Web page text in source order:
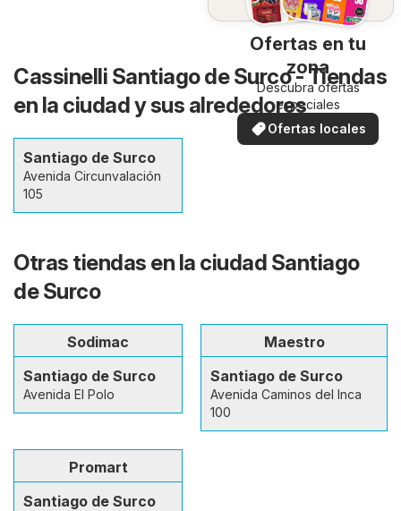
Ofertas en tu
zona
Descubra ofertas
especiales
Ofertas locales
Cassinelli Santiago de Surco - Tiendas
en la ciudad y sus alrededores
Santiago de Surco
Avenida Circunvalación
105
Otras tiendas en la ciudad Santiago
de Surco
Sodimac
Santiago de Surco
Avenida El Polo
Maestro
Santiago de Surco
Avenida Caminos del Inca
100
Promart
Santiago de Surco